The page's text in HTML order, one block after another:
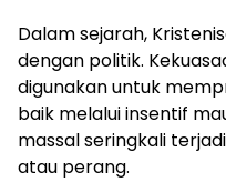
Dalam sejarah,
dengan politik.
digunakan untuk
baik melalui insentif
massal seringkali
atau perang.